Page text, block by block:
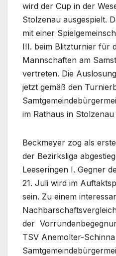
wird der Cup in der
Stolzenau ausgespielt.
mit einer
III. beim Blitzturnier für
Mannschaften am
vertreten. Die
jetzt gemäß den
im Rathaus in Stolzenau
Beckmeyer zog als
der Bezirksliga
Leeseringen I. Gegner
21. Juli wird im
sein. Zu einem
der
TSV Anemolter-